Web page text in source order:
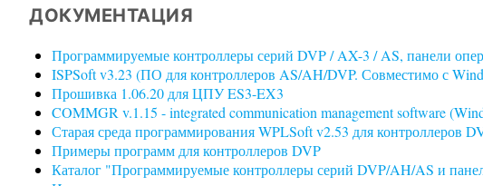
ДОКУМЕНТАЦИЯ
Программируемые контроллеры серий DVP / AX-3 / AS, панели
ISPSoft v3.23 (ПО для контроллеров AS/AH/DVP. Совместимо с
Прошивка 1.06.20 для ЦПУ ES3-EX3
COMMGR v.1.15 - integrated communication management software
Старая среда программирования WPLSoft v2.53 для контроллеров
Примеры программ для контроллеров DVP
Каталог "Программируемые контроллеры серий DVP/AH/AS и